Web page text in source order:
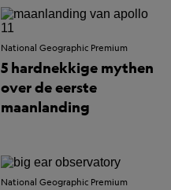
National Geographic Premium
5 hardnekkige mythen
over de eerste
maanlanding
National Geographic Premium